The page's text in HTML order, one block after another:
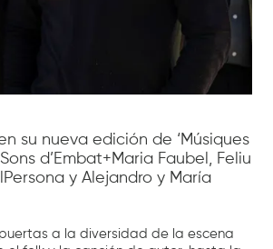
su nueva edición de ‘Músiques
d’Embat+Maria Faubel, Feliu
y Alejandro y María
puertas a la diversidad de la escena